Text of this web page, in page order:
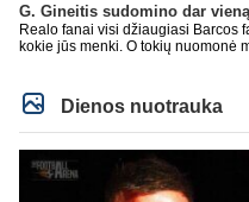
G. Gineitis sudomino dar
Realo fanai visi džiaugiasi Barcos
kokie jūs menki. O tokių nuomonė
kelnės džiaugsmo. Jei nori būti
lygyje. Minusai man pofik, dėk kiel
yra manačių kitaip ir DURNAM
Dienos nuotrauka